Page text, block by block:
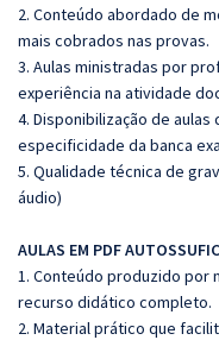
2. Conteúdo abordado de
mais cobrados nas provas.
3. Aulas ministradas por
experiência na atividade
4. Disponibilização de
especificidade da banca
5. Qualidade técnica de
áudio)
AULAS EM PDF
1. Conteúdo produzido por
recurso didático completo.
2. Material prático que